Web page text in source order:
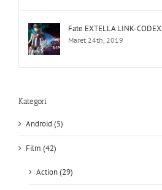
Fate EXTELLA LINK-CODEX
Maret 24th, 2019
Kategori
Android (5)
Film (42)
Action (29)